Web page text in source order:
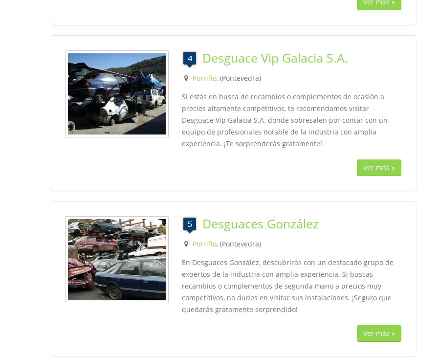
Desguace Vip Galacia S.A.
Porriño, (Pontevedra)
Si estás en busca de recambios o complementos de ocasión a
precios altamente competitivos, te recomendamos visitar
Desguace Vip Galacia S.A. donde sobresalen por contar con un
equipo de profesionales notable de la industria con amplia
experiencia. ¡Te sorprenderás gratamente!
Ver más »
Desguaces González
Porriño, (Pontevedra)
En Desguaces González, descubrirás con un destacado grupo de
expertos de la industria con amplia experiencia. Si buscas
recambios o complementos de segunda mano a precios muy
competitivos, no dudes en visitar sus instalaciones. ¡Seguro que
quedarás gratamente sorprendido!
Ver más »